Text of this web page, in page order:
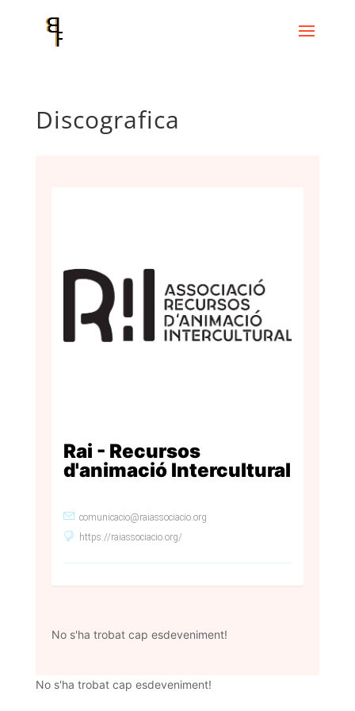
Discografica
Rai - Recursos
d'animació Intercultural
comunicacio@raiassociacio.org
https://raiassociacio.org/
No s'ha trobat cap esdeveniment!
No s'ha trobat cap esdeveniment!